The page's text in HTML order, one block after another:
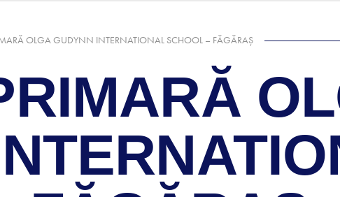
OLGA GUDYNN INTERNATIONAL SCHOOL – FĂGĂRAȘ